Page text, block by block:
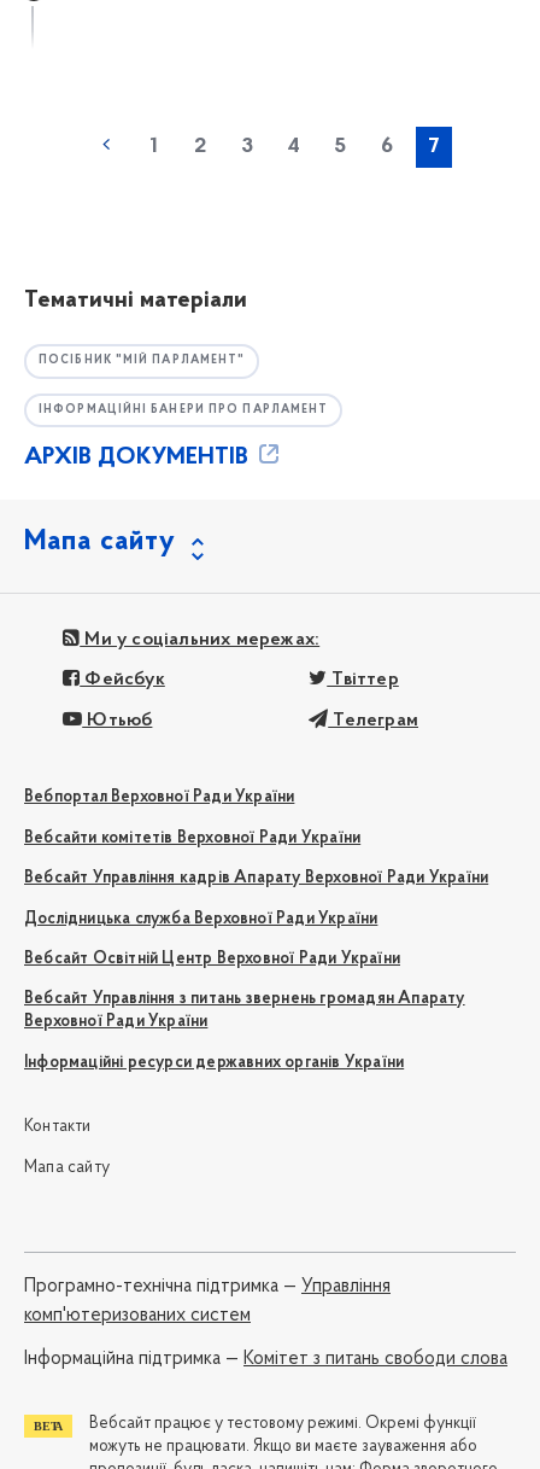
1 2 3 4 5 6 7
Тематичні матеріали
ПОСІБНИК "МІЙ ПАРЛАМЕНТ"
ІНФОРМАЦІЙНІ БАНЕРИ ПРО ПАРЛАМЕНТ
АРХІВ ДОКУМЕНТІВ
Мапа сайту
Ми у соціальних мережах:
Фейсбук Твіттер
Ютьюб Телеграм
Вебпортал Верховної Ради України
Вебсайти комітетів Верховної Ради України
Вебсайт Управління кадрів Апарату Верховної Ради України
Дослідницька служба Верховної Ради України
Вебсайт Освітній Центр Верховної Ради України
Вебсайт Управління з питань звернень громадян Апарату
Верховної Ради України
Інформаційні ресурси державних органів України
Контакти
Мапа сайту
Програмно-технічна підтримка — Управління
комп'ютеризованих систем
Iнформаційна підтримка — Комітет з питань свободи слова
Вебсайт працює у тестовому режимі. Окремі функції
можуть не працювати. Якщо ви маєте зауваження або